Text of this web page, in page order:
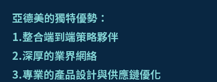
亞德美的獨特優勢：
1.整合端到端策略夥伴
2.深厚的業界網絡
3.專業的產品設計與供應鏈優化